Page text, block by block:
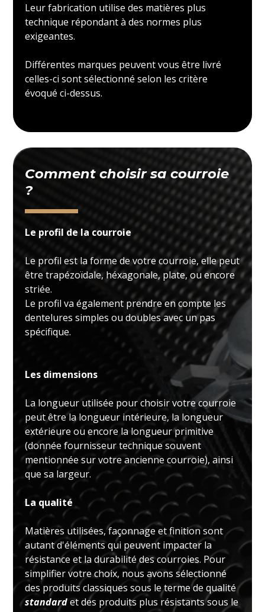
Leur fabrication utilise des matières plus
technique répondant à des normes plus
exigeantes.
Différentes marques peuvent vous être livré
celles-ci sont sélectionné selon les critère
évoqué ci-dessus.
Comment choisir sa courroie
?
Le profil de la courroie
Le profil est la forme de votre courroie, elle peut
être trapézoïdale, héxagonale, plate, ou encore
striée.
Le profil va également prendre en compte les
dentelures simples ou doubles avec un pas
spécifique.
Les dimensions
La longueur utilisée pour choisir votre courroie
peut être la longueur intérieure, la longueur
extérieure ou encore la longueur primitive
(donnée fournisseur technique souvent
mentionnée sur votre ancienne courroie), ainsi
que sa largeur.
La qualité
Matières utilisées, façonnage et finition sont
autant d'éléments qui peuvent impacter la
résistance et la durabilité des courroies. Pour
simplifier votre choix, nous avons sélectionné
des produits classiques sous le terme de qualité
standardet des produits plus résistants sous le